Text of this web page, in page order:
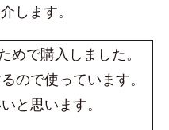
します。
で購入しました。
ので使っています。
と思います。